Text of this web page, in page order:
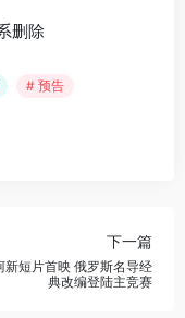
删除
# 预告
下一篇
新短片首映 俄罗斯名导经
典改编登陆主竞赛